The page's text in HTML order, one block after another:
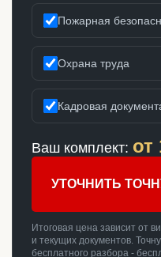
Пожарная
Охрана труда
Кадровая
Ваш комплект: от
УТОЧНИТЬ
Итоговая цена зависит от
и текущих документов.
бесплатного разбора -